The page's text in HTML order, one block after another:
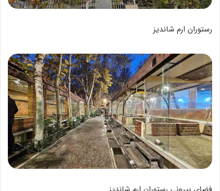
رستوران ارم شاندیز